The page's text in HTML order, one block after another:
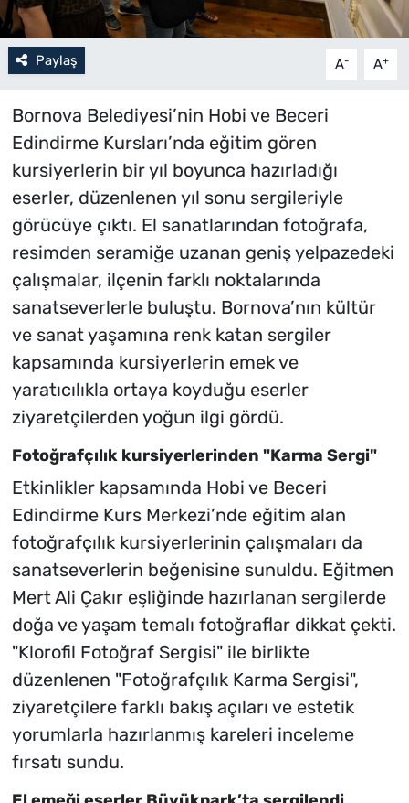
Paylaş A- A+
Bornova Belediyesi’nin Hobi ve Beceri
Edindirme Kursları’nda eğitim gören
kursiyerlerin bir yıl boyunca hazırladığı
eserler, düzenlenen yıl sonu sergileriyle
görücüye çıktı. El sanatlarından fotoğrafa,
resimden seramiğe uzanan geniş yelpazedeki
çalışmalar, ilçenin farklı noktalarında
sanatseverlerle buluştu. Bornova’nın kültür
ve sanat yaşamına renk katan sergiler
kapsamında kursiyerlerin emek ve
yaratıcılıkla ortaya koyduğu eserler
ziyaretçilerden yoğun ilgi gördü.
Fotoğrafçılık kursiyerlerinden "Karma Sergi"
Etkinlikler kapsamında Hobi ve Beceri
Edindirme Kurs Merkezi’nde eğitim alan
fotoğrafçılık kursiyerlerinin çalışmaları da
sanatseverlerin beğenisine sunuldu. Eğitmen
Mert Ali Çakır eşliğinde hazırlanan sergilerde
doğa ve yaşam temalı fotoğraflar dikkat çekti.
"Klorofil Fotoğraf Sergisi" ile birlikte
düzenlenen "Fotoğrafçılık Karma Sergisi",
ziyaretçilere farklı bakış açıları ve estetik
yorumlarla hazırlanmış kareleri inceleme
fırsatı sundu.